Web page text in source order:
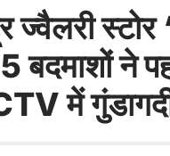
स्टोर
बदमाशों ने
में